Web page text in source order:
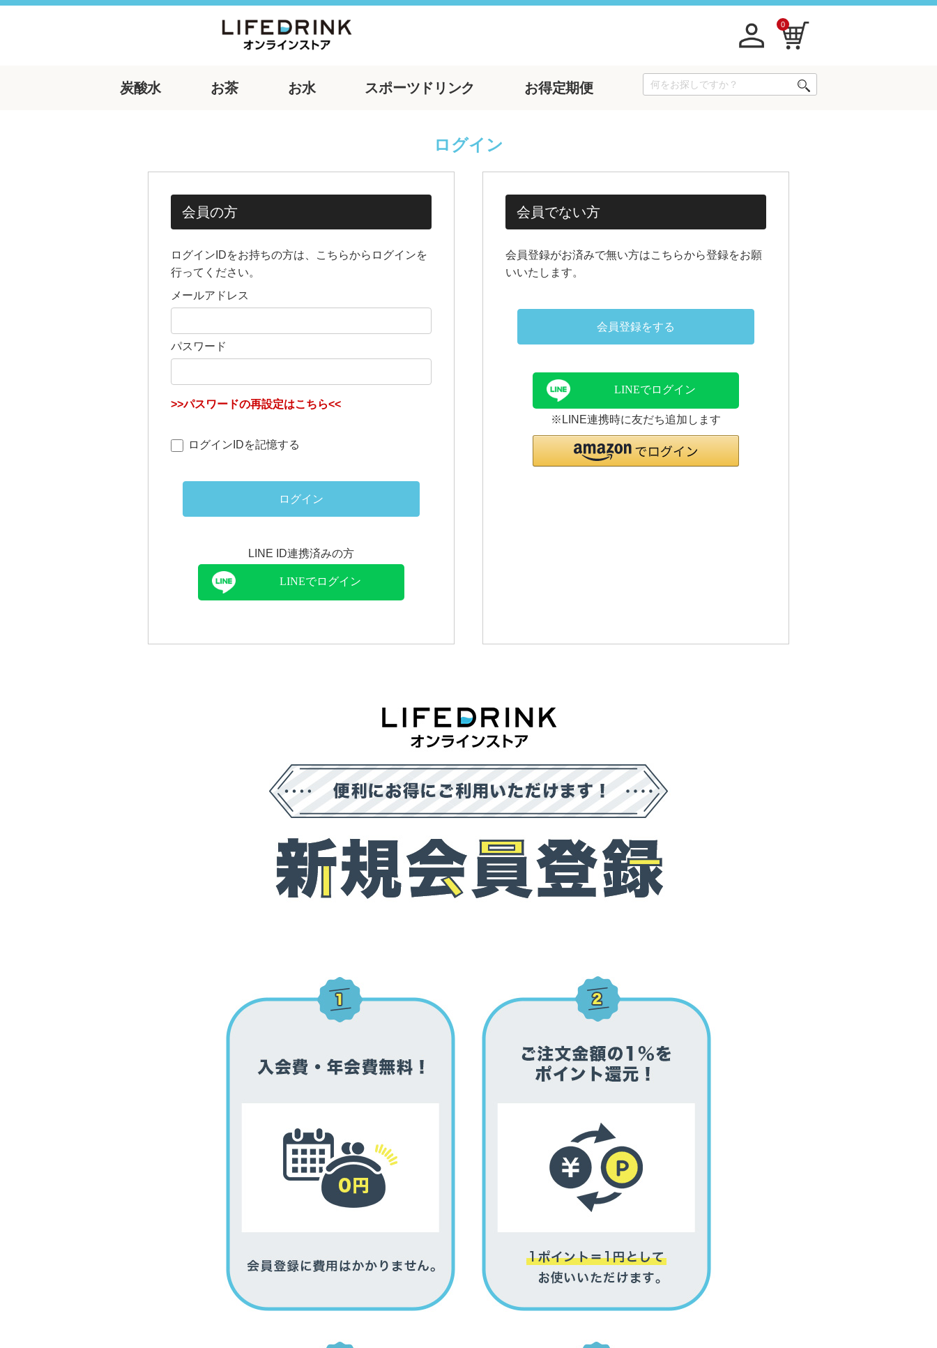
0
炭酸水 お茶 お水 スポーツ ドリンク お得定期便
ログイン
会員の方
ログインIDをお持ちの方は、こちらからログインを
行ってください。
メールアドレス
パスワード
>>パスワードの再設定はこちら<<
ログインIDを記憶する
ログイン
LINE ID連携済みの方
LINEでログイン
会員でない方
会員登録がお済みで無い方はこちらから登録をお願
いいたします。
会員登録をする
LINEでログイン
※LINE連携時に友だち追加します